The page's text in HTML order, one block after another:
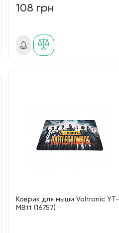
108 грн
Коврик для мыши Voltronic YT-
MBtt (16757)